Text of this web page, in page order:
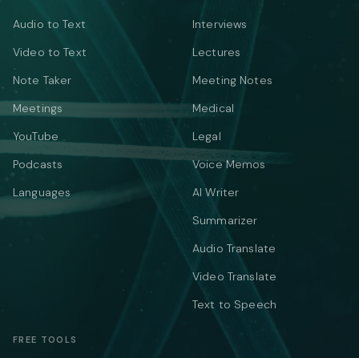
Audio to Text
Video to Text
Note Taker
Meetings
YouTube
Podcasts
Languages
Interviews
Lectures
Meeting Notes
Medical
Legal
Voice Memos
AI Writer
Summarizer
Audio Translate
Video Translate
Text to Speech
FREE TOOLS